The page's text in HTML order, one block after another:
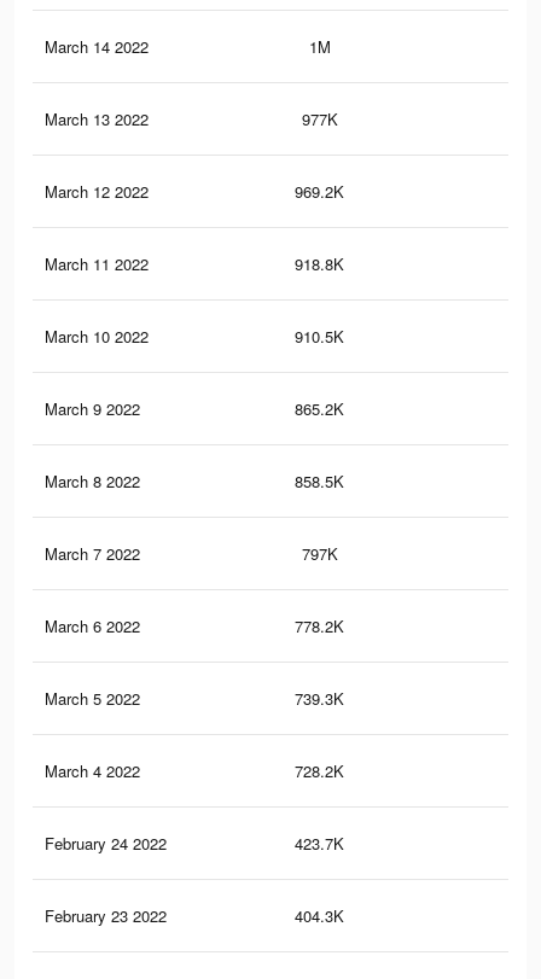
March 14 2022 1M
March 13 2022 977K
March 12 2022 969.2K
March 11 2022 918.8K
March 10 2022 910.5K
March 9 2022 865.2K
March 8 2022 858.5K
March 7 2022 797K
March 6 2022 778.2K
March 5 2022 739.3K
March 4 2022 728.2K
February 24 2022 423.7K
February 23 2022 404.3K